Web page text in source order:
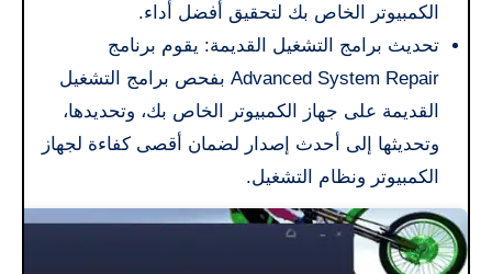
الكمبيوتر الخاص بك لتحقيق أفضل أداء.
تحديث برامج التشغيل القديمة: يقوم برنامج
Advanced System Repair بفحص برامج التشغيل
القديمة على جهاز الكمبيوتر الخاص بك، وتحديدها،
وتحديثها إلى أحدث إصدار لضمان أقصى كفاءة لجهاز
الكمبيوتر ونظام التشغيل.